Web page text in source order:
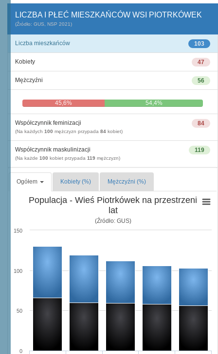
LICZBA I PŁEĆ MIESZKAŃCÓW WSI PIOTRKÓWEK
(Źródło: GUS, NSP 2021)
103
Liczba mieszkańców
47
Kobiety
56
Mężczyźni
45,6% 54,4%
84
Współczynnik feminizacji
(Na każdych 100 mężczyzn przypada 84 kobiet)
119
Współczynnik maskulinizacji
(Na każde 100 kobiet przypada 119 mężczyzn)
Ogółem Kobiety (%) Mężczyźni (%)
Populacja - Wieś Piotrkówek na przestrzeni
lat
(Źródło: GUS)
0
50
100
150